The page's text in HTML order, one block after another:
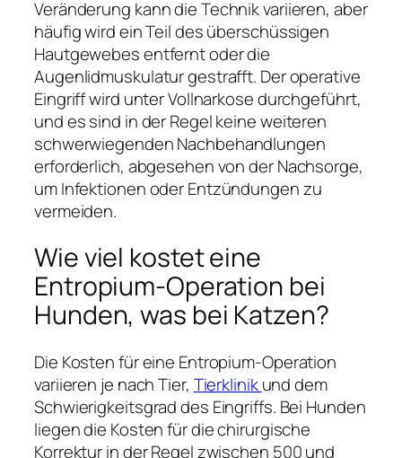
Veränderung kann die Technik variieren, aber
häufig wird ein Teil des überschüssigen
Hautgewebes entfernt oder die
Augenlidmuskulatur gestrafft. Der operative
Eingriff wird unter Vollnarkose durchgeführt,
und es sind in der Regel keine weiteren
schwerwiegenden Nachbehandlungen
erforderlich, abgesehen von der Nachsorge,
um Infektionen oder Entzündungen zu
vermeiden.
Wie viel kostet eine
Entropium-Operation bei
Hunden, was bei Katzen?
Die Kosten für eine Entropium-Operation
variieren je nach Tier, Tierklinikund dem
Schwierigkeitsgrad des Eingriffs. Bei Hunden
liegen die Kosten für die chirurgische
Korrektur in der Regel zwischen 500 und